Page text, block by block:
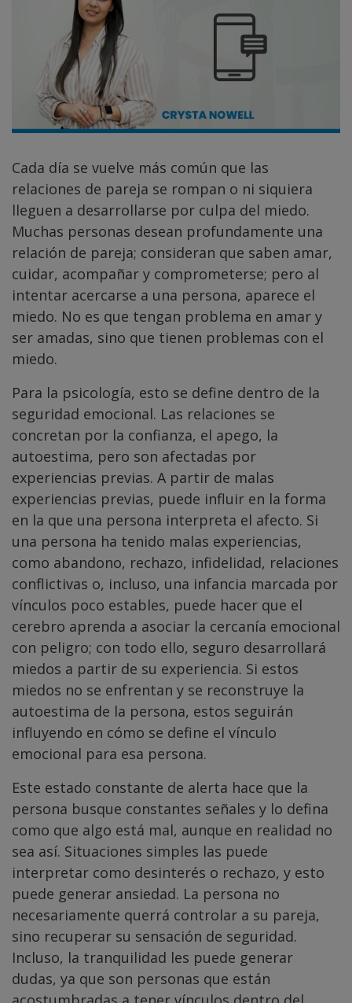
Cada día se vuelve más común que las
relaciones de pareja se rompan o ni siquiera
lleguen a desarrollarse por culpa del miedo.
Muchas personas desean profundamente una
relación de pareja; consideran que saben amar,
cuidar, acompañar y comprometerse; pero al
intentar acercarse a una persona, aparece el
miedo. No es que tengan problema en amar y
ser amadas, sino que tienen problemas con el
miedo.
Para la psicología, esto se define dentro de la
seguridad emocional. Las relaciones se
concretan por la confianza, el apego, la
autoestima, pero son afectadas por
experiencias previas. A partir de malas
experiencias previas, puede influir en la forma
en la que una persona interpreta el afecto. Si
una persona ha tenido malas experiencias,
como abandono, rechazo, infidelidad, relaciones
conflictivas o, incluso, una infancia marcada por
vínculos poco estables, puede hacer que el
cerebro aprenda a asociar la cercanía emocional
con peligro; con todo ello, seguro desarrollará
miedos a partir de su experiencia. Si estos
miedos no se enfrentan y se reconstruye la
autoestima de la persona, estos seguirán
influyendo en cómo se define el vínculo
emocional para esa persona.
Este estado constante de alerta hace que la
persona busque constantes señales y lo defina
como que algo está mal, aunque en realidad no
sea así. Situaciones simples las puede
interpretar como desinterés o rechazo, y esto
puede generar ansiedad. La persona no
necesariamente querrá controlar a su pareja,
sino recuperar su sensación de seguridad.
Incluso, la tranquilidad les puede generar
dudas, ya que son personas que están